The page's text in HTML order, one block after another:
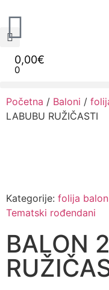
0,00€
0
Početna / Baloni /
LABUBU RUŽIČASTI
Kategorije: folija
Tematski rođendani
BALON